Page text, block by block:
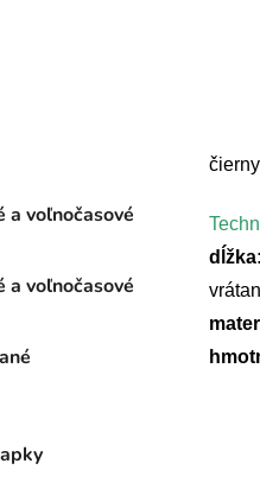
a voľnočasové
a voľnočasové
dĺžka: